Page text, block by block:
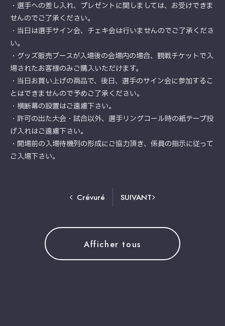
・選手への差し入れ、プレゼントに関しましては、お受けできま
せんのでご了承ください。
・当日は選手サイン会、チェキ会は行いませんのでご了承くださ
い。
・グッズ販売ブースが入場後の会場内の場合、観戦チケットで入
場されたお客様のみご購入いただけます。
・当日お買い上げの商品で、後日、選手のサイン会に参加するこ
とはできませんので予めご了承ください。
・横断幕の設置はご遠慮下さい。
・許可の出た大会・試合以外、選手リングコール時の紙テープ投
げ入れはご遠慮下さい。
・開場前の入場待機列の形成にご協力頂き、係員の指示に従って
ご入場下さい。
Crévuré SUIVANT
Afficher tous